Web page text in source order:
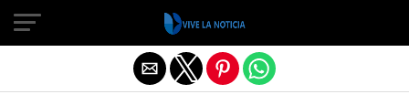
Salir de la versión móvil